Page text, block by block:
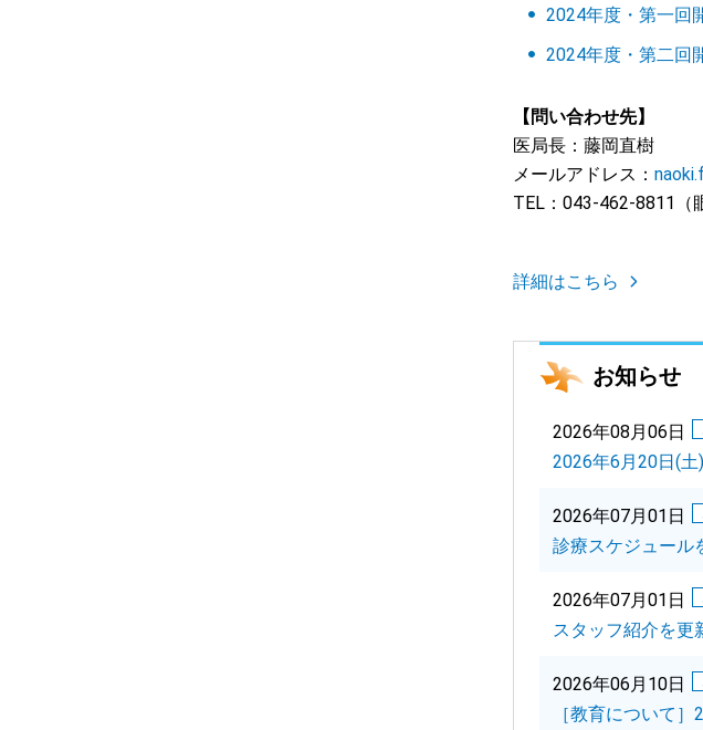
2024年度・第一回
2024年度・第二回
【問い合わせ先】
医局長：藤岡直樹
メールアドレス：
TEL：043-462-8811（
詳細はこちら
お知らせ
2026年08月06日
2026年6月20日(土
2026年07月01日
診療スケジュール
2026年07月01日
スタッフ紹介を更
2026年06月10日
［教育について